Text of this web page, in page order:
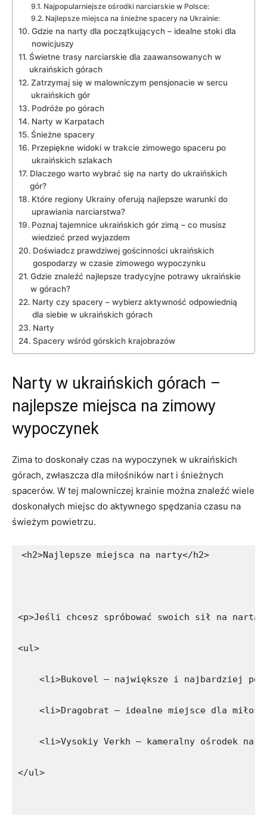
Najpopularniejsze ⁣ośrodki narciarskie w Polsce:
Najlepsze miejsca na śnieżne spacery na Ukrainie:
Gdzie na narty dla początkujących ‌– idealne stoki ⁤dla
nowicjuszy
Świetne trasy⁢ narciarskie dla zaawansowanych w⁢
ukraińskich górach
Zatrzymaj się⁣ w malowniczym pensjonacie w sercu
ukraińskich gór
Podróże‌ po górach
Narty w Karpatach
Śnieżne spacery
Przepiękne widoki w trakcie⁤ zimowego‌ spaceru po
ukraińskich szlakach
Dlaczego warto wybrać się na narty do​ ukraińskich‌
gór?
Które regiony Ukrainy oferują najlepsze warunki do
uprawiania narciarstwa?
Poznaj tajemnice ukraińskich⁣ gór zimą – co musisz
wiedzieć przed wyjazdem
Doświadcz prawdziwej gościnności⁣ ukraińskich
gospodarzy w czasie⁣ zimowego‍ wypoczynku
Gdzie ‍znaleźć najlepsze tradycyjne potrawy‌ ukraińskie⁤
w górach?
Narty ​czy spacery – wybierz aktywność odpowiednią
dla⁣ siebie w ukraińskich‍ górach
Narty
Spacery⁣ wśród górskich krajobrazów
Narty w ukraińskich górach –
najlepsze miejsca na zimowy
wypoczynek
Zima ‌to doskonały czas ⁣na wypoczynek⁤ w ‍ukraińskich
górach, zwłaszcza dla miłośników nart i śnieżnych
spacerów. W tej malowniczej krainie można znaleźć wiele
doskonałych miejsc do aktywnego spędzania czasu​ na
świeżym powietrzu.
<h2>Najlepsze miejsca na narty</h2>
<p>Jeśli chcesz spróbować swoich sił na
<ul>
<li>Bukovel – największe i najbardziej
<li>Dragobrat – idealne miejsce dla
<li>Vysokiy Verkh – kameralny ośrodek
</ul>